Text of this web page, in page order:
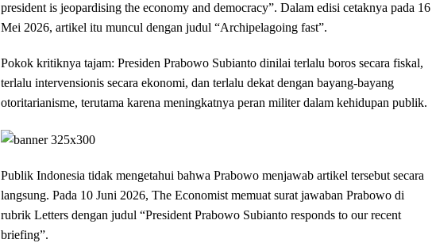
president is jeopardising the economy and democracy”. Dalam edisi cetaknya pada 16
Mei 2026, artikel itu muncul dengan judul “Archipelagoing fast”.
Pokok kritiknya tajam: Presiden Prabowo Subianto dinilai terlalu boros secara fiskal,
terlalu intervensionis secara ekonomi, dan terlalu dekat dengan bayang-bayang
otoritarianisme, terutama karena meningkatnya peran militer dalam kehidupan publik.
Publik Indonesia tidak mengetahui bahwa Prabowo menjawab artikel tersebut secara
langsung. Pada 10 Juni 2026, The Economist memuat surat jawaban Prabowo di
rubrik Letters dengan judul “President Prabowo Subianto responds to our recent
briefing”.